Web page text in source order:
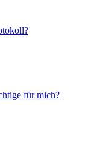
für mich?